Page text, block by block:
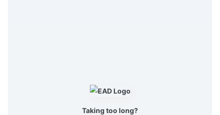
Taking too long?